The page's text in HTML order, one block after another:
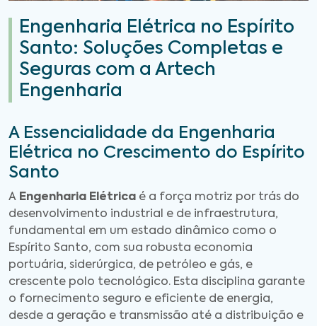
Engenharia Elétrica no Espírito
Santo: Soluções Completas e
Seguras com a Artech
Engenharia
A Essencialidade da Engenharia
Elétrica no Crescimento do Espírito
Santo
A Engenharia Elétrica é a força motriz por trás do
desenvolvimento industrial e de infraestrutura,
fundamental em um estado dinâmico como o
Espírito Santo, com sua robusta economia
portuária, siderúrgica, de petróleo e gás, e
crescente polo tecnológico. Esta disciplina garante
o fornecimento seguro e eficiente de energia,
desde a geração e transmissão até a distribuição e